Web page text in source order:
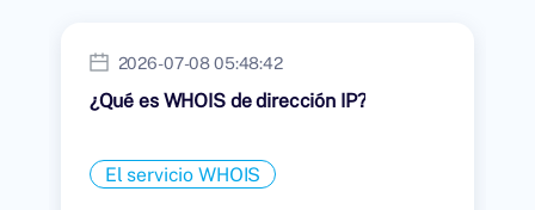
2026-07-08 05:48:42
¿Qué es WHOIS de dirección IP?
El servicio WHOIS